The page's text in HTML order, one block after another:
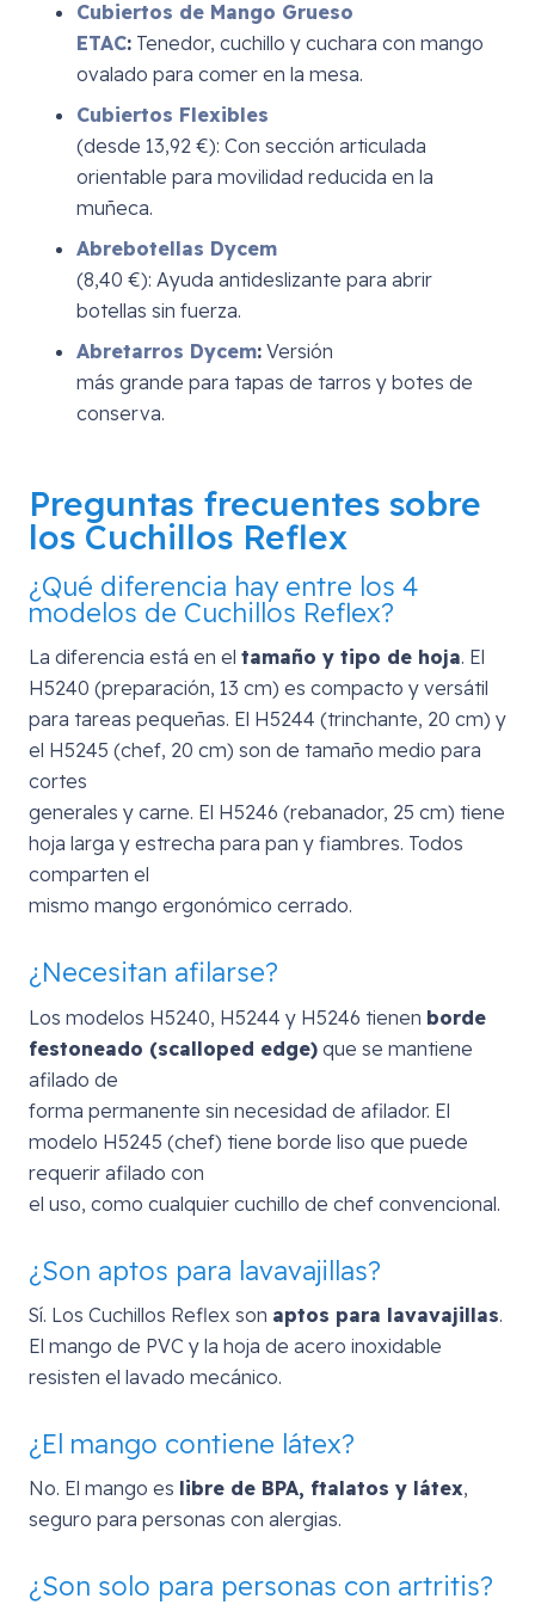
Cubiertos de Mango Grueso
ETAC: Tenedor, cuchillo y cuchara con mango
ovalado para comer en la mesa.
Cubiertos Flexibles
(desde 13,92 €): Con sección articulada
orientable para movilidad reducida en la
muñeca.
Abrebotellas Dycem
(8,40 €): Ayuda antideslizante para abrir
botellas sin fuerza.
Abretarros Dycem: Versión
más grande para tapas de tarros y botes de
conserva.
Preguntas frecuentes sobre
los Cuchillos Reflex
¿Qué diferencia hay entre los 4
modelos de Cuchillos Reflex?
La diferencia está en el tamaño y tipo de hoja. El
H5240 (preparación, 13 cm) es compacto y versátil
para tareas pequeñas. El H5244 (trinchante, 20 cm) y
el H5245 (chef, 20 cm) son de tamaño medio para
cortes
generales y carne. El H5246 (rebanador, 25 cm) tiene
hoja larga y estrecha para pan y fiambres. Todos
comparten el
mismo mango ergonómico cerrado.
¿Necesitan afilarse?
Los modelos H5240, H5244 y H5246 tienen borde
festoneado (scalloped edge) que se mantiene
afilado de
forma permanente sin necesidad de afilador. El
modelo H5245 (chef) tiene borde liso que puede
requerir afilado con
el uso, como cualquier cuchillo de chef convencional.
¿Son aptos para lavavajillas?
Sí. Los Cuchillos Reflex son aptos para lavavajillas.
El mango de PVC y la hoja de acero inoxidable
resisten el lavado mecánico.
¿El mango contiene látex?
No. El mango es libre de BPA, ftalatos y látex,
seguro para personas con alergias.
¿Son solo para personas con artritis?